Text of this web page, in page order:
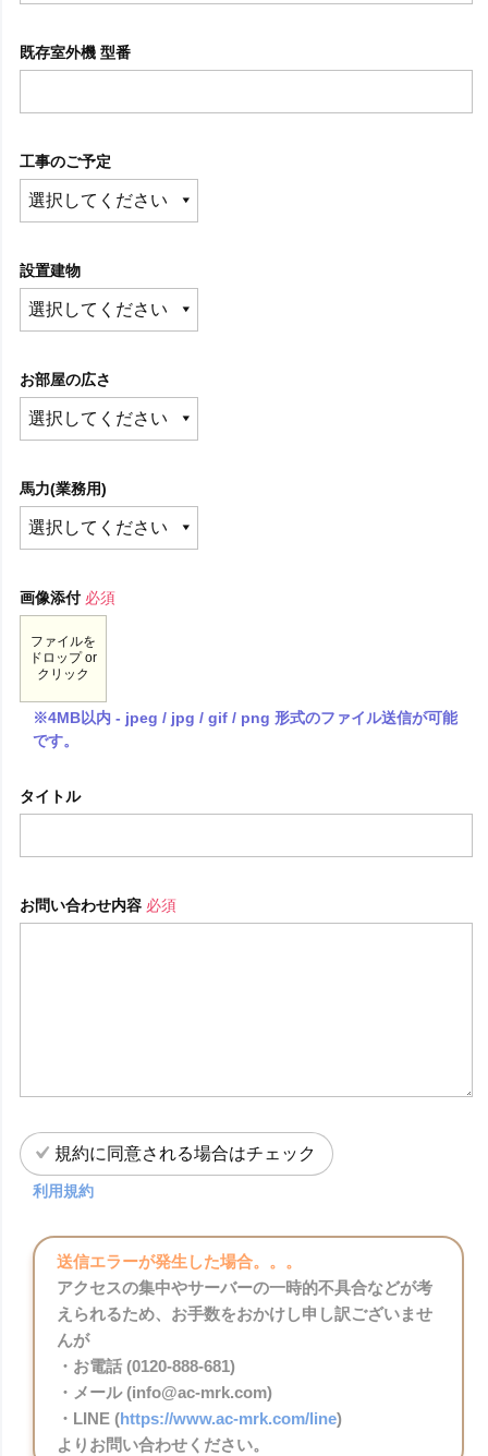
既存室外機 型番
工事のご予定
設置建物
お部屋の広さ
馬力(業務用)
画像添付 必須
ファイルを
ドロップ or
クリック
※4MB以内 - jpeg / jpg / gif / png 形式のファイル送信が可能
です。
タイトル
お問い合わせ内容 必須
規約に同意される場合はチェック
利用規約
送信エラーが発生した場合。。。
アクセスの集中やサーバーの一時的不具合などが考
えられるため、お手数をおかけし申し訳ございませ
んが
・お電話 (0120-888-681)
・メール (info@ac-mrk.com)
・LINE (https://www.ac-mrk.com/line)
よりお問い合わせください。